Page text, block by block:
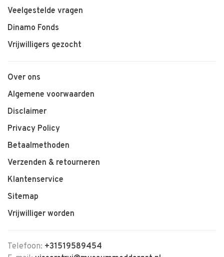
Veelgestelde vragen
Dinamo Fonds
Vrijwilligers gezocht
Over ons
Algemene voorwaarden
Disclaimer
Privacy Policy
Betaalmethoden
Verzenden & retourneren
Klantenservice
Sitemap
Vrijwilliger worden
Telefoon: +31519589454